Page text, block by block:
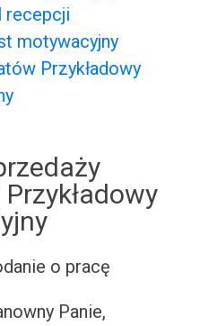
recepcji
motywacyjny
Przykładowy
o pracę
Panie,